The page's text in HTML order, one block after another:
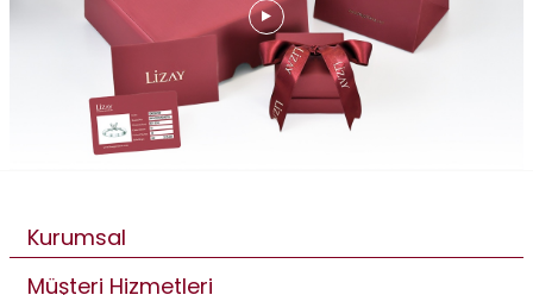
Kurumsal
Müşteri Hizmetleri